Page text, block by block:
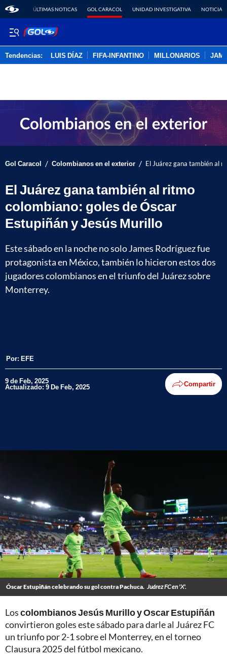
ÚLTIMAS NOTICAS GOL CARACOL UNIDAD INVESTIGATIVA NOTICIAS
Tendencias: LUIS DÍAZ FIFA-INFANTINO MILLONARIOS
Gol Caracol / Colombianos en el exterior / El Juárez gana también al
El Juárez gana también al ritmo
colombiano: goles de Óscar
Estupiñán y Jesús Murillo
Este sábado en la noche no solo James Rodríguez fue
protagonista en México, también lo hicieron estos dos
jugadores colombianos en el triunfo del Juárez sobre
Monterrey.
Por: EFE
9 de Feb, 2025
Actualizado: 9 De Feb, 2025 Compartir
Óscar Estupiñán celebrando su gol contra Pachuca. Juárez FC en 'X'.
Loscolombianos Jesús Murillo y Oscar Estupiñán
convirtieron goles este sábado para darle al Juárez FC
un triunfo por 2-1 sobre el Monterrey, en el torneo
Clausura 2025 del fútbol mexicano.